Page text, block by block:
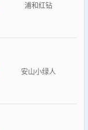
浦和红钻
安山小绿人